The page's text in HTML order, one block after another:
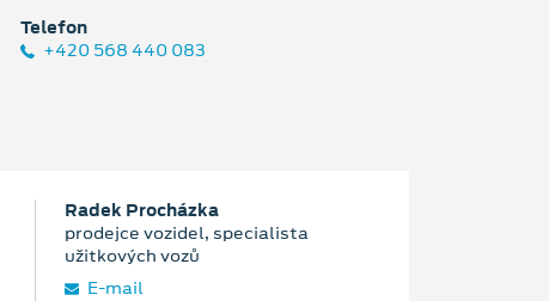
Telefon
+420 568 440 083
Radek Procházka
prodejce vozidel, specialista
užitkových vozů
E‑mail